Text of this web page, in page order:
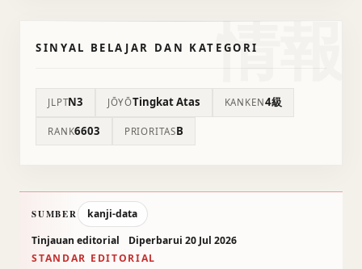
情報
SINYAL BELAJAR DAN KATEGORI
JLPTN3 JŌYŌTingkat Atas KANKEN4級
RANK6603 PRIORITASB
SUMBER
kanji-data
Tinjauan editorial
Diperbarui 20 Jul 2026
STANDAR EDITORIAL